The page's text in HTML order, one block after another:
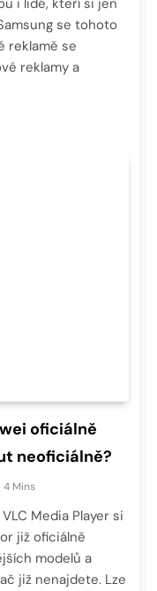
i lidé, kteří si jen
se tohoto
reklamě se
reklamy a
oficiálně
neoficiálně?
4 Mins
Media Player si
již oficiálně
modelů a
již nenajdete. Lze